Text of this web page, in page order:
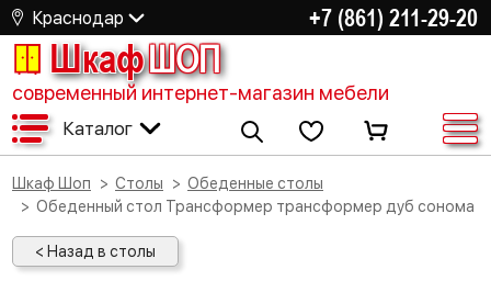
Краснодар +7 (861) 211-29-20
ШкафШОП
современный интернет-магазин мебели
Каталог
Шкаф Шоп Столы
Обеденные столы
Обеденный стол Трансформер трансформер дуб сонома
< Назад в столы